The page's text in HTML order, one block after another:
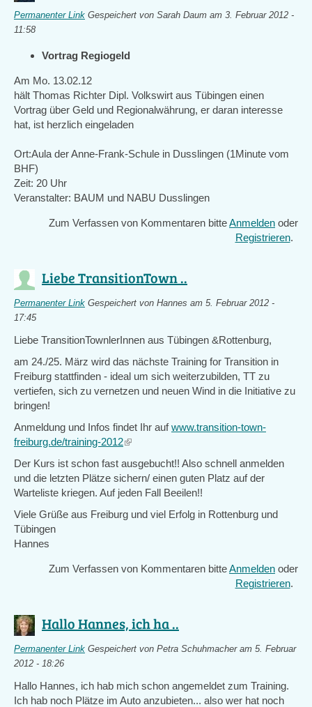
Permanenter Link Gespeichert von Sarah Daum am 3. Februar 2012 -
11:58
Vortrag Regiogeld
Am Mo. 13.02.12
hält Thomas Richter Dipl. Volkswirt aus Tübingen einen
Vortrag über Geld und Regionalwährung, er daran interesse
hat, ist herzlich eingeladen
Ort:Aula der Anne-Frank-Schule in Dusslingen (1Minute vom
BHF)
Zeit: 20 Uhr
Veranstalter: BAUM und NABU Dusslingen
Zum Verfassen von Kommentaren bitteAnmelden oder
Registrieren.
Liebe TransitionTown ..
Permanenter Link Gespeichert von Hannes am 5. Februar 2012 -
17:45
Liebe TransitionTownlerInnen aus Tübingen &Rottenburg,
am 24./25. März wird das nächste Training for Transition in
Freiburg stattfinden - ideal um sich weiterzubilden, TT zu
vertiefen, sich zu vernetzen und neuen Wind in die Initiative zu
bringen!
Anmeldung und Infos findet Ihr aufwww.transition-town-
freiburg.de/training-2012(link
external)
Der Kurs ist schon fast ausgebucht!! Also schnell anmelden
und die letzten Plätze sichern/ einen guten Platz auf der
Warteliste kriegen. Auf jeden Fall Beeilen!!
Viele Grüße aus Freiburg und viel Erfolg in Rottenburg und
Tübingen
Hannes
Zum Verfassen von Kommentaren bitteAnmelden oder
Registrieren.
Hallo Hannes, ich ha ..
Permanenter Link Gespeichert von Petra Schuhmacheram 5. Februar
2012 - 18:26
Hallo Hannes, ich hab mich schon angemeldet zum Training.
Ich hab noch Plätze im Auto anzubieten... also wer hat noch